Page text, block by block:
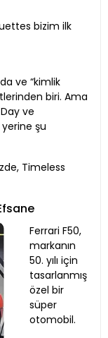
bizim ilk
ve “kimlik
biri. Ama
ve
şu
Timeless
Ferrari F50,
markanın
50. yılı için
tasarlanmış
özel bir
süper
otomobil.